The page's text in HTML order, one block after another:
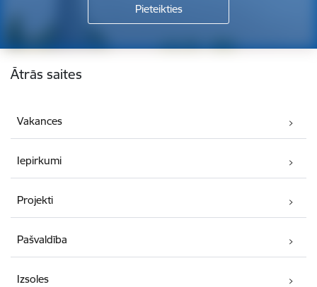
Kājene
Ātrās saites
Vakances
Iepirkumi
Projekti
Pašvaldība
Izsoles